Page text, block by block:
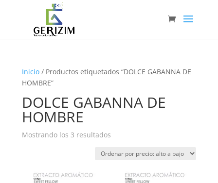
Inicio/ Productos etiquetados “DOLCE GABANNA DE
HOMBRE”
DOLCE GABANNA DE
HOMBRE
Mostrando los 3 resultadosOrdenado
precio: